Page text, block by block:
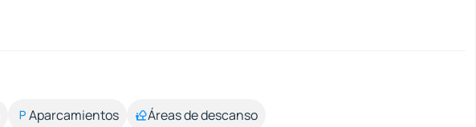
Aparcamientos Áreas de descanso